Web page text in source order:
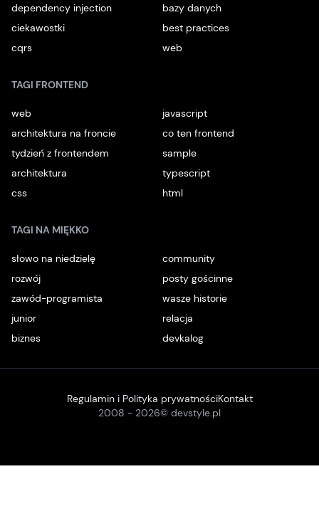
dependency injection
bazy danych
ciekawostki
best practices
cqrs
web
TAGI FRONTEND
web
javascript
architektura na froncie
co ten frontend
tydzień z frontendem
sample
architektura
typescript
css
html
TAGI NA MIĘKKO
słowo na niedzielę
community
rozwój
posty gościnne
zawód-programista
wasze historie
junior
relacja
biznes
devkalog
2008 - 2026© devstyle.pl
Regulamin i Polityka prywatnościKontakt